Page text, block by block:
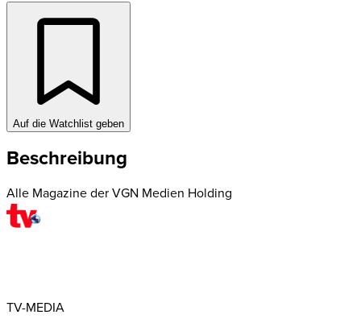
Auf die Watchlist geben
Beschreibung
Alle Magazine der VGN Medien Holding
TV-MEDIA